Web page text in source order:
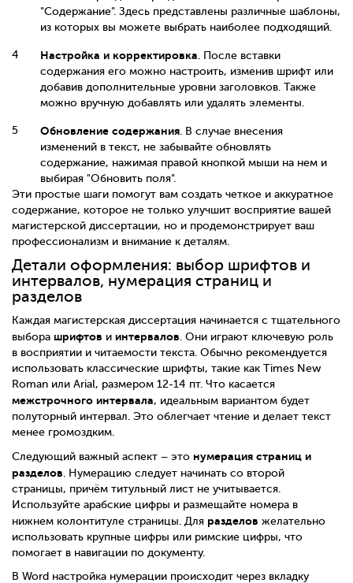
"Содержание". Здесь представлены различные шаблоны,
из которых вы можете выбрать наиболее подходящий.
Настройка и корректировка. После вставки
содержания его можно настроить, изменив шрифт или
добавив дополнительные уровни заголовков. Также
можно вручную добавлять или удалять элементы.
Обновление содержания. В случае внесения
изменений в текст, не забывайте обновлять
содержание, нажимая правой кнопкой мыши на нем и
выбирая "Обновить поля".
Эти простые шаги помогут вам создать четкое и аккуратное
содержание, которое не только улучшит восприятие вашей
магистерской диссертации, но и продемонстрирует ваш
профессионализм и внимание к деталям.
Детали оформления: выбор шрифтов и
интервалов, нумерация страниц и
разделов
Каждая магистерская диссертация начинается с тщательного
выбора шрифтов и интервалов . Они играют ключевую роль
в восприятии и читаемости текста. Обычно рекомендуется
использовать классические шрифты, такие как Times New
Roman или Arial, размером 12-14 пт. Что касается
межстрочного интервала, идеальным вариантом будет
полуторный интервал. Это облегчает чтение и делает текст
менее громоздким.
Следующий важный аспект – это нумерация страниц и
разделов . Нумерацию следует начинать со второй
страницы, причём титульный лист не учитывается.
Используйте арабские цифры и размещайте номера в
нижнем колонтитуле страницы. Для разделов желательно
использовать крупные цифры или римские цифры, что
помогает в навигации по документу.
В Word настройка нумерации происходит через вкладку